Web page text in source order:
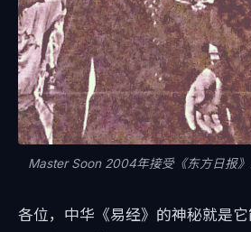
Master Soon 2004年接受《东方日报
各位，中华《易经》的神秘就是